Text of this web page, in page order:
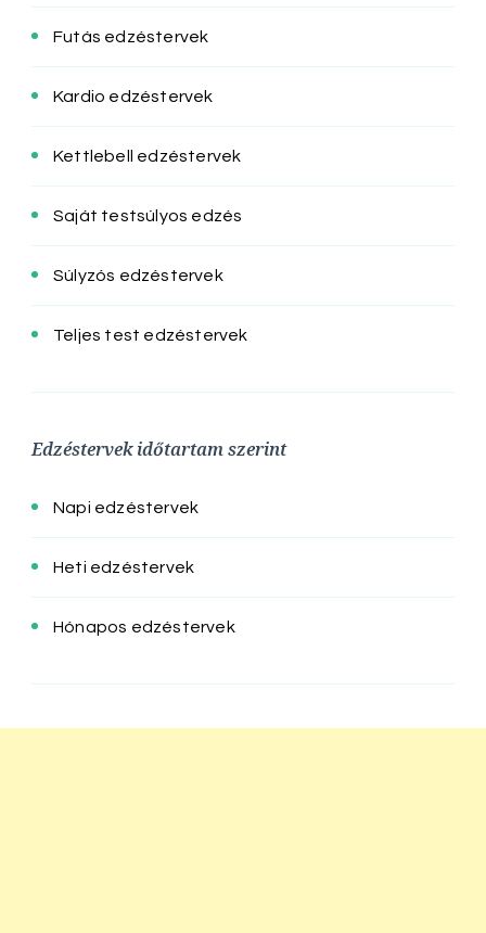
Futás edzéstervek
Kardio edzéstervek
Kettlebell edzéstervek
Saját testsúlyos edzés
Súlyzós edzéstervek
Teljes test edzéstervek
Edzéstervek időtartam szerint
Napi edzéstervek
Heti edzéstervek
Hónapos edzéstervek